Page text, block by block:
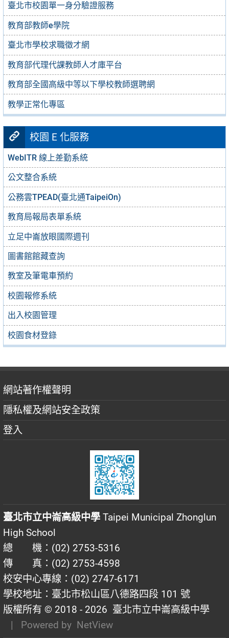
臺北市校園單一身分驗證服務
教育部教師e學院
臺北市學校求職徵才網
教育部代理代課教師人才庫平台
教育部全國高級中等以下學校教師選聘網
教學正常化專區
校園 E 化服務
WebITR 線上差勤系統
公文整合系統
公務雲TPEAD(臺北通TaipeiOn)
教育局報局表單系統
立足中崙放眼國際週刊
圖書館館藏查詢
教室及筆電車預約
校園報修系統
出入校園管理
校園食材登錄
網站著作權聲明
隱私權及網站安全政策
登入
臺北市立中崙高級中學 Taipei Municipal Zhonglun
High School
總 機：(02) 2753-5316
傳 真：(02) 2753-4598
校安中心專線：(02) 2747-6171
學校地址：臺北市松山區八德路四段 101 號
版權所有 © 2018 - 2026 臺北市立中崙高級中學
| Powered by NetView